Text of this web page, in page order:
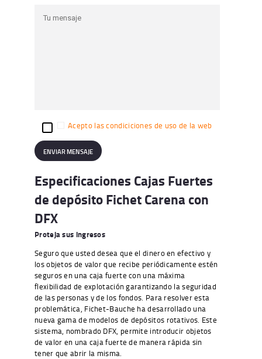
Acepto las condiciciones de uso de la web
Especificaciones Cajas Fuertes
de depósito Fichet Carena con
DFX
Proteja sus ingresos
Seguro que usted desea que el dinero en efectivo y
los objetos de valor que recibe periódicamente estén
seguros en una caja fuerte con una máxima
flexibilidad de explotación garantizando la seguridad
de las personas y de los fondos. Para resolver esta
problemática, Fichet-Bauche ha desarrollado una
nueva gama de modelos de depósitos rotativos. Este
sistema, nombrado DFX, permite introducir objetos
de valor en una caja fuerte de manera rápida sin
tener que abrir la misma.